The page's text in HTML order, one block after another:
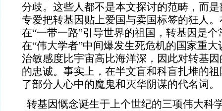
分歧。这些人都不是本文探讨的范畴，而
专爱把转基因贴上爱国与卖国标签的狂人
在“一带一路”引导世界的祖国，转基因是
在“伟大学者”中间爆发生死危机的国家重
治敏感度比宇宙高比海洋深，因此对转基
的忠诚。事实上，在半文盲和科盲扎堆的
了部分人心中的魔鬼和灭华阴谋的代名词。
转基因慨念诞生于上个世纪的三项伟大科